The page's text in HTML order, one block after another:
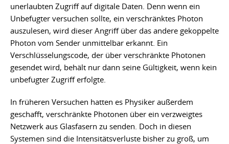
unerlaubten Zugriff auf digitale Daten. Denn wenn ein
Unbefugter versuchen sollte, ein verschränktes Photon
auszulesen, wird dieser Angriff über das andere gekoppelte
Photon vom Sender unmittelbar erkannt. Ein
Verschlüsselungscode, der über verschränkte Photonen
gesendet wird, behält nur dann seine Gültigkeit, wenn kein
unbefugter Zugriff erfolgte.
In früheren Versuchen hatten es Physiker außerdem
geschafft, verschränkte Photonen über ein verzweigtes
Netzwerk aus Glasfasern zu senden. Doch in diesen
Systemen sind die Intensitätsverluste bisher zu groß, um